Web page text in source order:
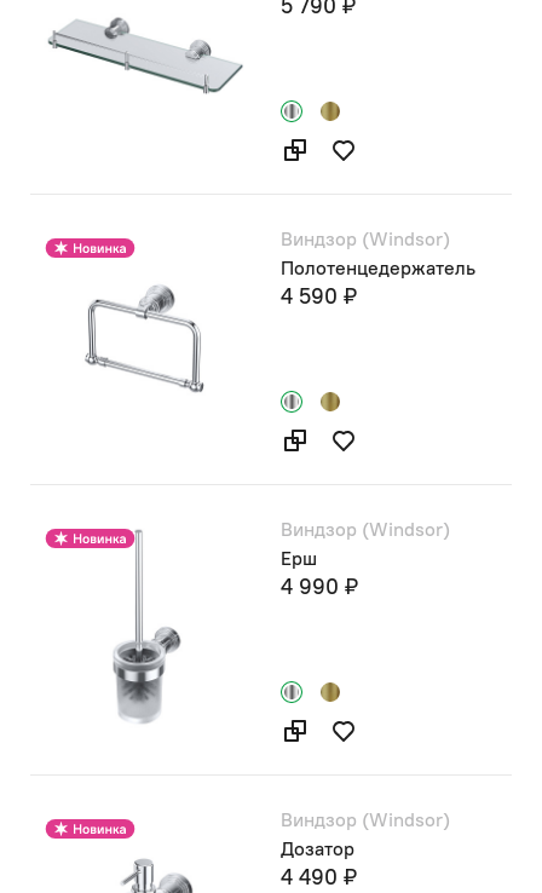
5 790 ₽
Виндзор (Windsor)
Полотенцедержатель
4 590 ₽
Виндзор (Windsor)
Ерш
4 990 ₽
Виндзор (Windsor)
Дозатор
4 490 ₽